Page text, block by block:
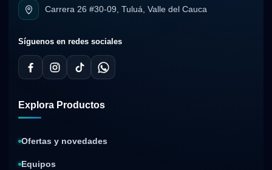
Carrera 26 #30-09, Tuluá, Valle del Cauca
Síguenos en redes sociales
Explora Productos
Ofertas y novedades
Equipos